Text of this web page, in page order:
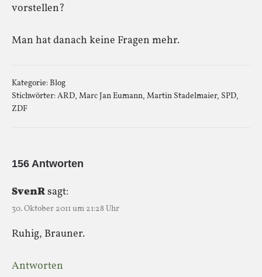
vorstellen?
Man hat danach keine Fragen mehr.
Kategorie:Blog
Stichwörter:ARD, Marc Jan Eumann, Martin Stadelmaier, SPD,
ZDF
156 Antworten
SvenRsagt:
30. Oktober 2011 um 21:28 Uhr
Ruhig, Brauner.
Antworten